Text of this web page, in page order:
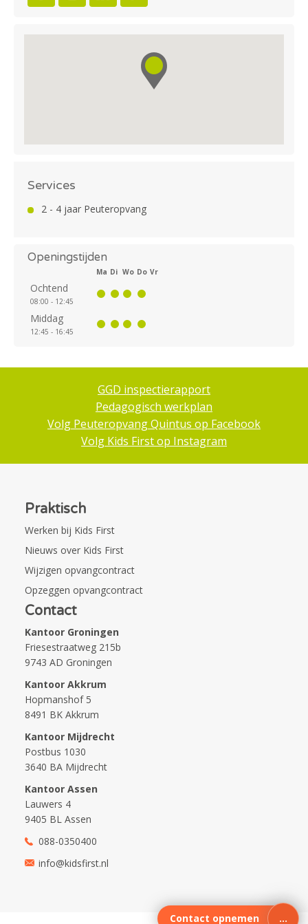
Services
2 - 4 jaar Peuteropvang
Openingstijden
Ma Di Wo Do Vr
Ochtend
08:00 - 12:45
Middag
12:45 - 16:45
GGD inspectierapport
Pedagogisch werkplan
Volg Peuteropvang Quintus op Facebook
Volg Kids First op Instagram
Praktisch
Werken bij Kids First
Nieuws over Kids First
Wijzigen opvangcontract
Opzeggen opvangcontract
Contact
Kantoor Groningen
Friesestraatweg 215b
9743 AD Groningen
Kantoor Akkrum
Hopmanshof 5
8491 BK Akkrum
Kantoor Mijdrecht
Postbus 1030
3640 BA Mijdrecht
Kantoor Assen
Lauwers 4
9405 BL Assen
088-0350400
info@kidsfirst.nl
Contact opnemen